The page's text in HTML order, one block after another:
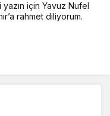
için Yavuz Nufel
rahmet diliyorum.